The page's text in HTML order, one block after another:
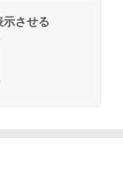
させる